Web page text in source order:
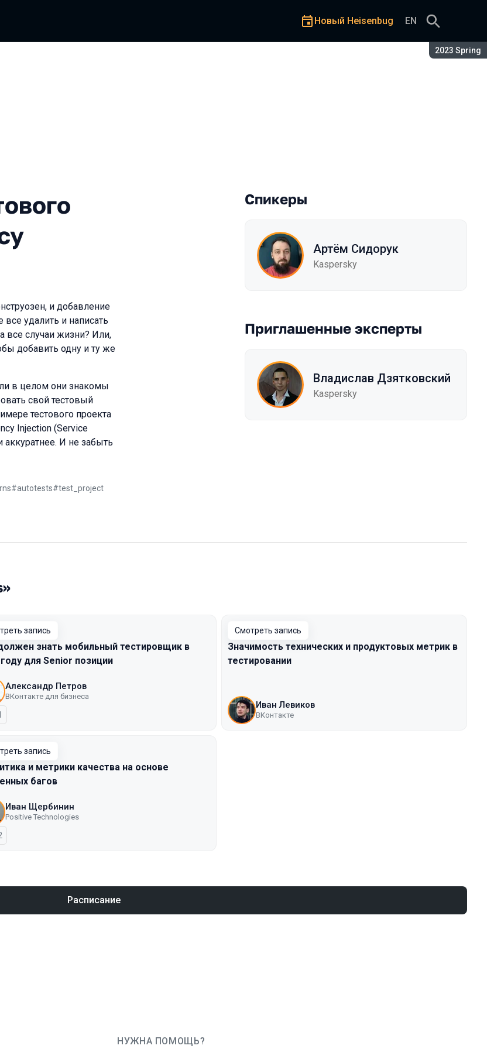
Сезон:
2023 Spring
Новый Heisenbug EN
или Dependency Injection в автотестах
и добавление
удалить и написать
все случаи жизни? Или,
добавить одну и ту же
в целом они знакомы
свой тестовый
тестового проекта
Injection (Service
аккуратнее. И не забыть
#autotests#test_project
Спикеры
Артём Сидорук
Kaspersky
Приглашенные эксперты
Владислав Дзятковский
Kaspersky
запись
знать мобильный тестировщик в
для Senior позиции
Александр Петров
ВКонтакте для бизнеса
Смотреть запись
Значимость технических и продуктовых метрик в
тестировании
Иван Левиков
ВКонтакте
запись
и метрики качества на основе
багов
Иван Щербинин
Positive Technologies
Расписание
НУЖНА ПОМОЩЬ?